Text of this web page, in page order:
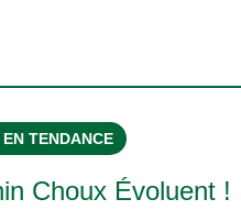
TENDANCE
Choux Évoluent !